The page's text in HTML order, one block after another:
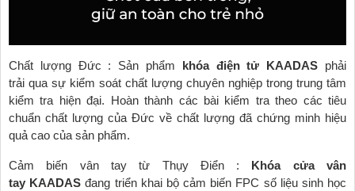
Chất lượng Đức : Sản phẩm khóa điện tử KAADAS phải
trải qua sự kiểm soát chất lượng chuyên nghiệp trong trung tâm
kiểm tra hiện đại. Hoàn thành các bài kiểm tra theo các tiêu
chuẩn chất lượng của Đức về chất lượng đã chứng minh hiệu
quả cao của sản phẩm.
Cảm biến vân tay từ Thụy Điển : Khóa cửa vân
tay KAADAS đang triển khai bộ cảm biến FPC số liệu sinh học